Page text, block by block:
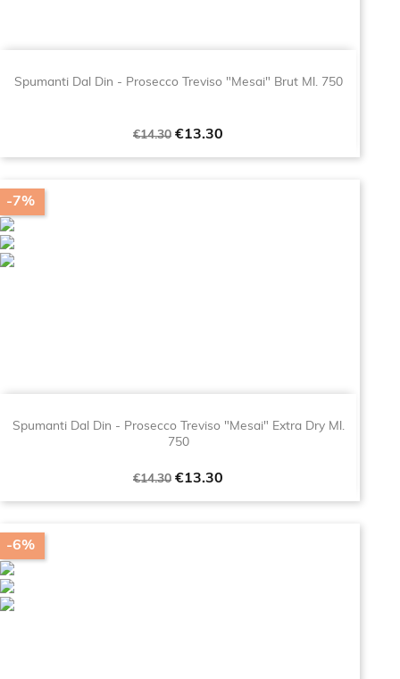
Spumanti Dal Din - Prosecco Treviso "Mesai" Brut Ml. 750
Regular
€14.30 Price
€13.30
Spumanti Dal Din - Prosecco Treviso "Mesai" Extra Dry Ml.
750
Regular
€14.30 Price
€13.30
-7%
-6%